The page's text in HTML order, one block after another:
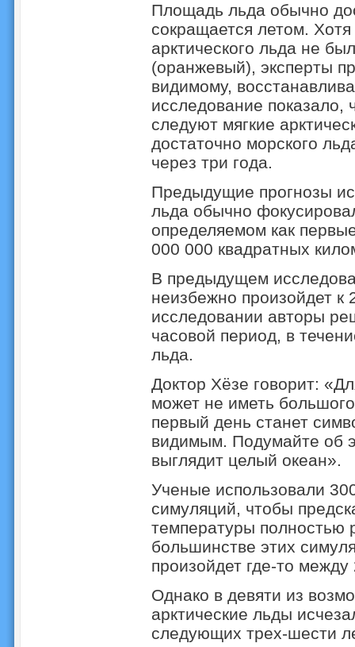
Площадь льда обычно
сокращается летом.
арктического льда не
(оранжевый), эксперты
видимому,
исследование показало,
следуют мягкие
достаточно морского
через три года.
Предыдущие прогнозы
льда обычно
определяемом как
000 000 квадратных
В предыдущем
неизбежно произойдет
исследовании авторы
часовой период, в
льда.
Доктор Хёзе говорит:
может не иметь
первый день станет
видимым. Подумайте об
выглядит целый океан».
Ученые использовали
симуляций, чтобы
температуры полностью
большинстве этих
произойдет где-то
Однако в девяти из
арктические льды
следующих трех-шести